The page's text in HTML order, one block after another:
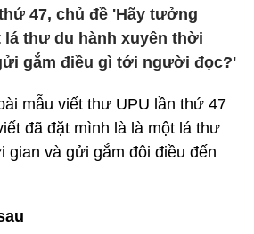
47, chủ đề 'Hãy tưởng
thư du hành xuyên thời
gắm điều gì tới người đọc?'
mẫu viết thư UPU lần thứ 47
đã đặt mình là là một lá thư
gian và gửi gắm đôi điều đến